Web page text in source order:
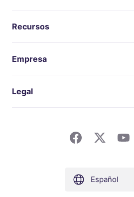
Recursos
Empresa
Legal
Español